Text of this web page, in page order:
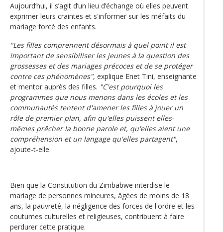
Aujourd’hui, il s’agit d’un lieu d’échange où elles peuvent
exprimer leurs craintes et s'informer sur les méfaits du
mariage forcé des enfants.
"Les filles comprennent désormais à quel point il est
important de sensibiliser les jeunes à la question des
grossesses et des mariages précoces et de se protéger
contre ces phénomènes", explique Enet Tini, enseignante
et mentor auprès des filles. "C'est pourquoi les
programmes que nous menons dans les écoles et les
communautés tentent d'amener les filles à jouer un
rôle de premier plan, afin qu'elles puissent elles-
mêmes prêcher la bonne parole et, qu'elles aient une
compréhension et un langage qu'elles partagent",
ajoute-t-elle.
Bien que la Constitution du Zimbabwe interdise le
mariage de personnes mineures, âgées de moins de 18
ans, la pauvreté, la négligence des forces de l'ordre et les
coutumes culturelles et religieuses, contribuent à faire
perdurer cette pratique.